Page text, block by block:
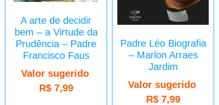
A arte de decidir
bem – a Virtude da
Prudência – Padre
Francisco Faus
Valor sugerido
R$7,99
Padre Léo Biografia
– Marlon Arraes
Jardim
Valor sugerido
R$7,99